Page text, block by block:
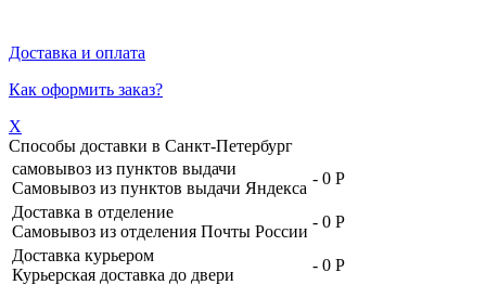
Доставка и оплата
Как оформить заказ?
X
Способы доставки в Санкт-Петербург
самовывоз из пунктов выдачи
Самовывоз из пунктов выдачи Яндекса
- 0 Р
Доставка в отделение
Самовывоз из отделения Почты России
- 0 Р
Доставка курьером
Курьерская доставка до двери
- 0 Р